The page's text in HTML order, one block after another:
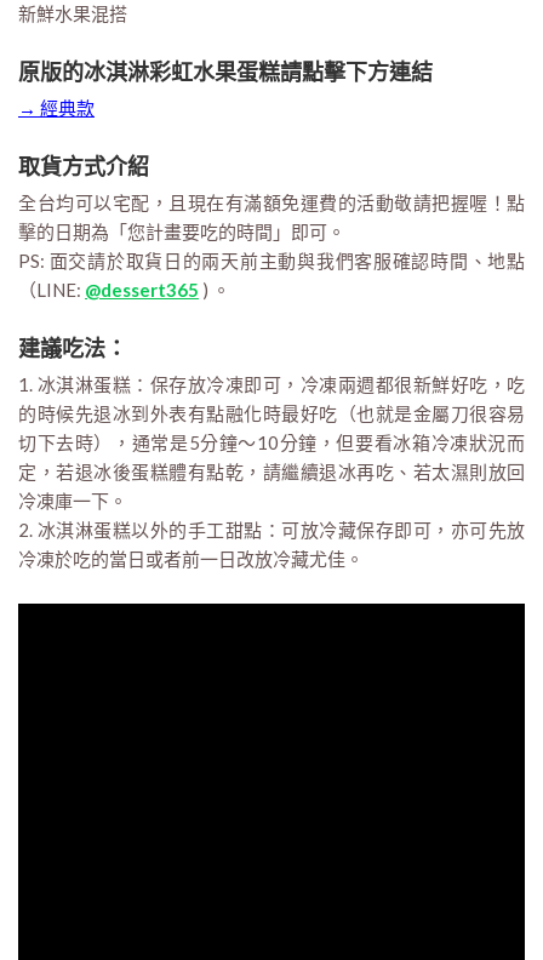
新鮮水果混搭
原版的冰淇淋彩虹水果蛋糕請點擊下方連結
→ 經典款
取貨方式介紹
全台均可以宅配，且現在有滿額免運費的活動敬請把握喔！點
擊的日期為「您計畫要吃的時間」即可。
PS: 面交請於取貨日的兩天前主動與我們客服確認時間、地點
（LINE: @dessert365 ) 。
建議吃法：
1. 冰淇淋蛋糕：保存放冷凍即可，冷凍兩週都很新鮮好吃，吃
的時候先退冰到外表有點融化時最好吃（也就是金屬刀很容易
切下去時），通常是5分鐘～10分鐘，但要看冰箱冷凍狀況而
定，若退冰後蛋糕體有點乾，請繼續退冰再吃、若太濕則放回
冷凍庫一下。
2. 冰淇淋蛋糕以外的手工甜點：可放冷藏保存即可，亦可先放
冷凍於吃的當日或者前一日改放冷藏尤佳。